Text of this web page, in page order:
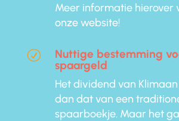
Meer informatie hierover
onze website!
R
Nuttige bestemming
spaargeld
Het dividend van
dan dat van een
spaarboekje. Maar het